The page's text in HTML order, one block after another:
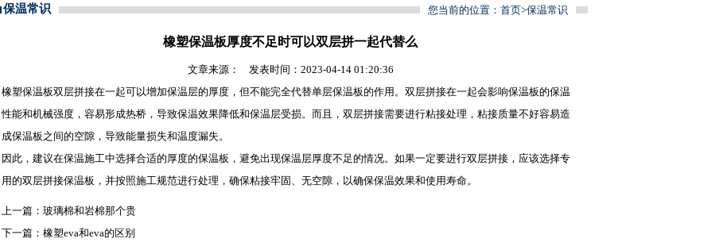
保温常识 您当前的位置： 首页>保温常识
橡塑保温板厚度不足时可以双层拼一起代替么
文章来源： 发表时间：2023-04-14 01:20:36
橡塑保温板双层拼接在一起可以增加保温层的厚度，但不能完全代替单层保温板的作用。双层拼接在一起会影响保温板的保温
性能和机械强度，容易形成热桥，导致保温效果降低和保温层受损。而且，双层拼接需要进行粘接处理，粘接质量不好容易造
成保温板之间的空隙，导致能量损失和温度漏失。
因此，建议在保温施工中选择合适的厚度的保温板，避免出现保温层厚度不足的情况。如果一定要进行双层拼接，应该选择专
用的双层拼接保温板，并按照施工规范进行处理，确保粘接牢固、无空隙，以确保保温效果和使用寿命。
上一篇： 玻璃棉和岩棉那个贵
下一篇： 橡塑eva和eva的区别